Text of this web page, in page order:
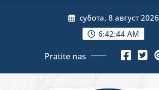
субота, 8 август 2026
6:42:46 AM
Pratite nas